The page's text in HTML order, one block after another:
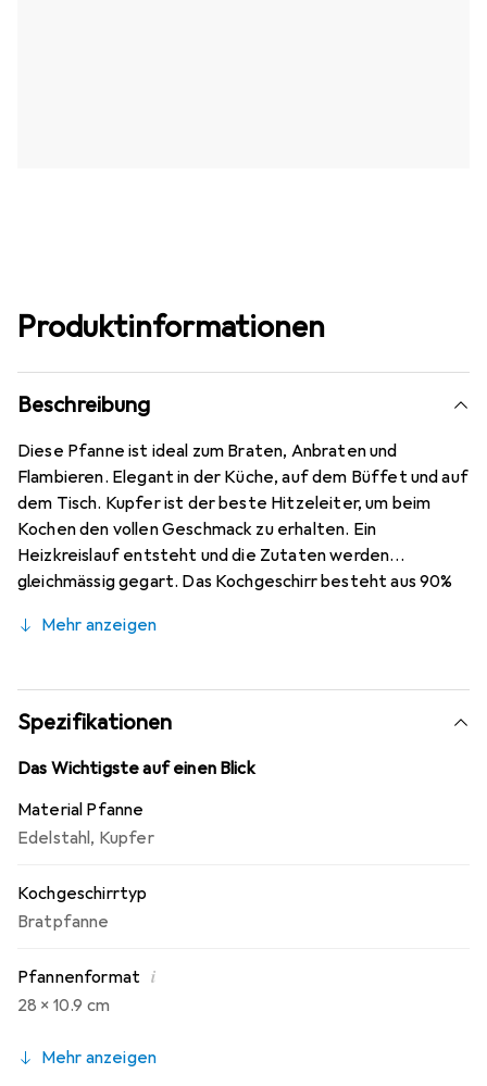
Produktinformationen
Beschreibung
Diese Pfanne ist ideal zum Braten, Anbraten und
Flambieren. Elegant in der Küche, auf dem Büffet und auf
dem Tisch. Kupfer ist der beste Hitzeleiter, um beim
Kochen den vollen Geschmack zu erhalten. Ein
Heizkreislauf entsteht und die Zutaten werden
gleichmässig gegart. Das Kochgeschirr besteht aus 90%
Nicht spülmaschinengeeignet.
Mehr anzeigen
Spezifikationen
Das Wichtigste auf einen Blick
Material Pfanne
Edelstahl, Kupfer
Kochgeschirrtyp
Bratpfanne
Pfannenformat i
28 x 10.9 cm
Mehr anzeigen